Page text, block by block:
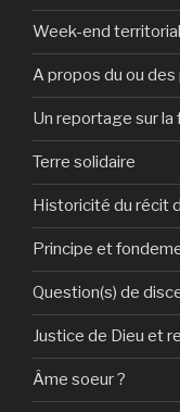
Week-end
A propos du ou
Un reportage sur la
Terre solidaire
Historicité du récit
Principe et
Question(s) de
Justice de Dieu et
Âme soeur ?